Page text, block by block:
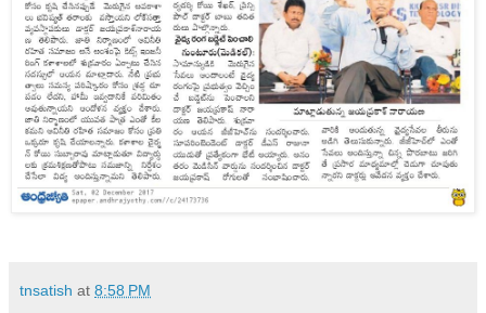
tnsatish at 8:58 PM